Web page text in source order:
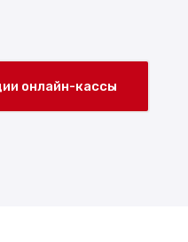
онлайн-кассы